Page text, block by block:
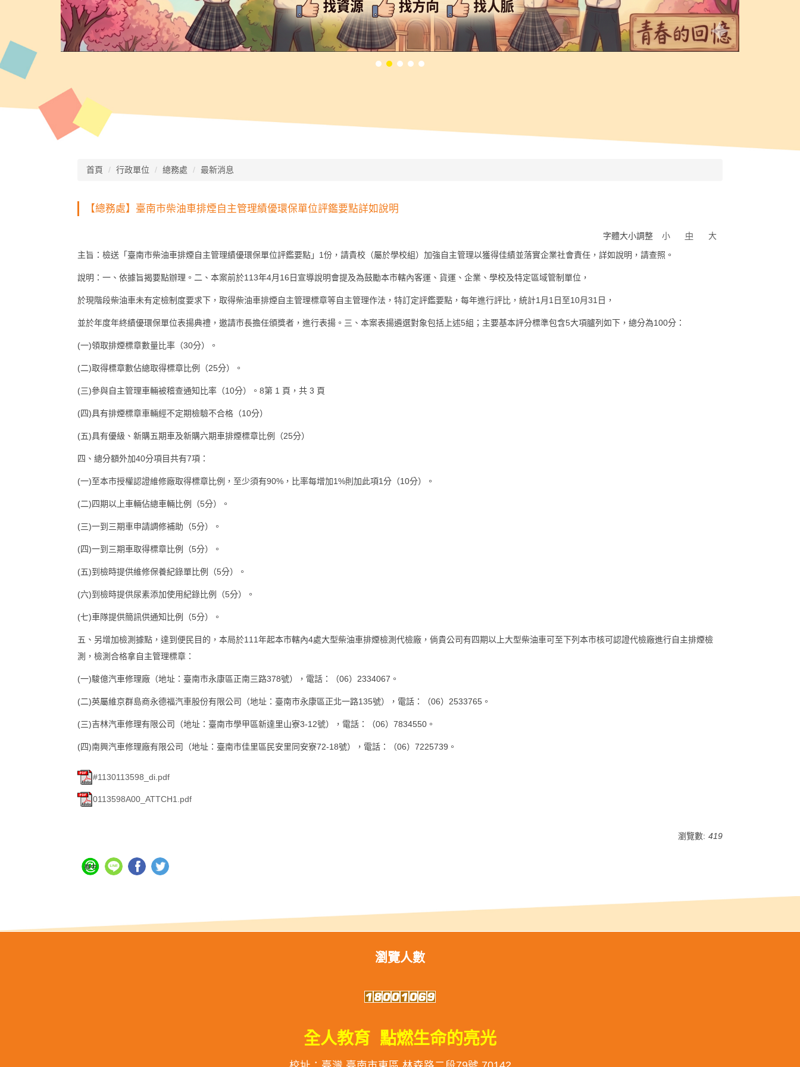
首頁 行政單位 總務處 最新消息
【總務處】臺南市柴油車排煙自主管理績優環保單位評鑑要點詳如說明
字體大小調整 小 中
大
主旨：檢送「臺南市柴油車排煙自主管理績優環保單位評鑑要點」1份，請貴校（屬於學校組）加強自主管理以獲得佳績並落實企業社會責任，詳如說明，請查照。
說明：一、依據旨揭要點辦理。二、本案前於113年4月16日宣導說明會提及為鼓勵本市轄內客運、貨運、企業、學校及特定區域管制單位，
於現階段柴油車未有定檢制度要求下，取得柴油車排煙自主管理標章等自主管理作法，特訂定評鑑要點，每年進行評比，統計1月1日至10月31日，
並於年度年終績優環保單位表揚典禮，邀請市長擔任頒獎者，進行表揚。三、本案表揚遴選對象包括上述5組；主要基本評分標準包含5大項臚列如下，總分為100分：
(一)領取排煙標章數量比率（30分）。
(二)取得標章數佔總取得標章比例（25分）。
(三)參與自主管理車輛被稽查通知比率（10分）。8第 1 頁，共 3 頁
(四)具有排煙標章車輛經不定期檢驗不合格（10分）
(五)具有優級、新購五期車及新購六期車排煙標章比例（25分）
四、總分額外加40分項目共有7項：
(一)至本市授權認證維修廠取得標章比例，至少須有90%，比率每增加1%則加此項1分（10分）。
(二)四期以上車輛佔總車輛比例（5分）。
(三)一到三期車申請調修補助（5分）。
(四)一到三期車取得標章比例（5分）。
(五)到檢時提供維修保養紀錄單比例（5分）。
(六)到檢時提供尿素添加使用紀錄比例（5分）。
(七)車隊提供簡訊供通知比例（5分）。
五、另增加檢測據點，達到便民目的，本局於111年起本市轄內4處大型柴油車排煙檢測代檢廠，倘貴公司有四期以上大型柴油車可至下列本市核可認證代檢廠進行自主排煙檢
測，檢測合格拿自主管理標章：
(一)駿億汽車修理廠（地址：臺南市永康區正南三路378號），電話：（06）2334067。
(二)英屬維京群島商永德福汽車股份有限公司（地址：臺南市永康區正北一路135號），電話：（06）2533765。
(三)吉林汽車修理有限公司（地址：臺南市學甲區新達里山寮3-12號），電話：（06）7834550。
(四)南興汽車修理廠有限公司（地址：臺南市佳里區民安里同安寮72-18號），電話：（06）7225739。
#1130113598_di.pdf
0113598A00_ATTCH1.pdf
瀏覽數: 419
瀏覽人數
全人教育 點燃生命的亮光